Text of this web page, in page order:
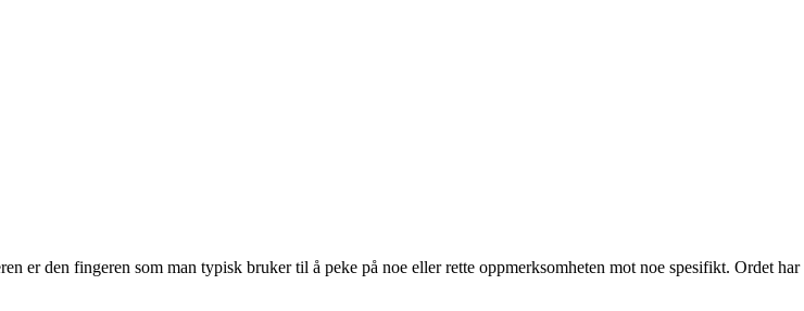
er den fingeren som man typisk bruker til å peke på noe eller rette oppmerksomheten mot noe spesifikt. Ordet har